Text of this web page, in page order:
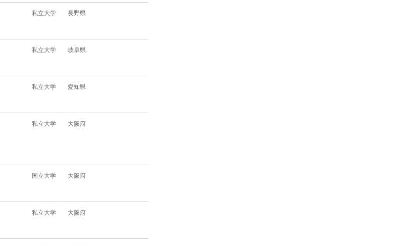
私立大学 長野県
私立大学 岐阜県
私立大学 愛知県
私立大学 大阪府
国立大学 大阪府
私立大学 大阪府